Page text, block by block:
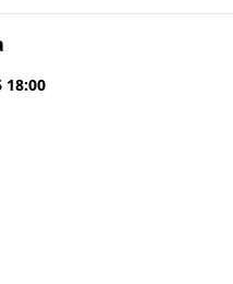
18:00